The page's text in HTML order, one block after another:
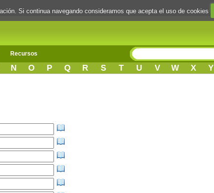
Recursos
N O P Q R S T U V W X Y
Si continua navegando consideramos que acepta el uso de cookies